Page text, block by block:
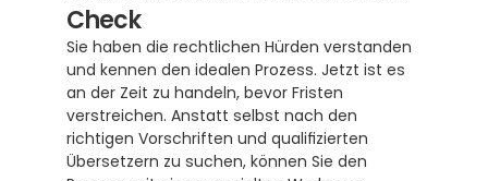
Check
Sie haben die rechtlichen Hürden verstanden
und kennen den idealen Prozess. Jetzt ist es
an der Zeit zu handeln, bevor Fristen
verstreichen. Anstatt selbst nach den
richtigen Vorschriften und qualifizierten
Übersetzern zu suchen, können Sie den